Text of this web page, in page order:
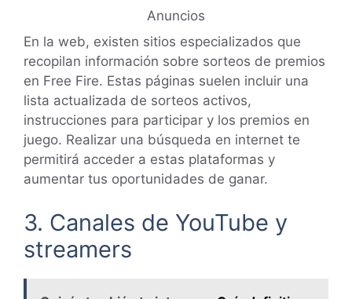
Anuncios
En la web, existen sitios especializados que
recopilan información sobre sorteos de premios
en Free Fire. Estas páginas suelen incluir una
lista actualizada de sorteos activos,
instrucciones para participar y los premios en
juego. Realizar una búsqueda en internet te
permitirá acceder a estas plataformas y
aumentar tus oportunidades de ganar.
3. Canales de YouTube y
streamers